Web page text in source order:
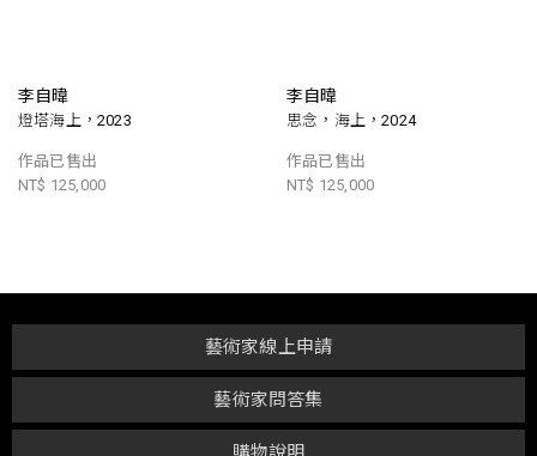
李自暐
燈塔海上，2023
作品已售出
NT$ 125,000
李自暐
思念，海上，2024
作品已售出
NT$ 125,000
藝術家問答集
藝術家線上申請